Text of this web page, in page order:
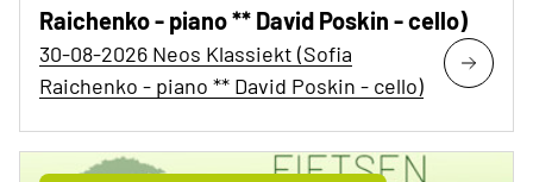
Raichenko - piano ** David Poskin - cello)
30-08-2026 Neos Klassiekt (Sofia
Raichenko - piano ** David Poskin - cello)